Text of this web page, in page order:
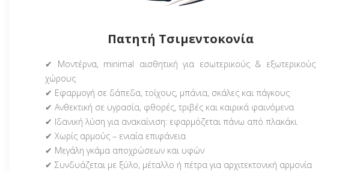
Πατητή Τσιμεντοκονία
✔ Μοντέρνα, minimal αισθητική για εσωτερικούς & εξωτερικούς
χώρους
✔ Εφαρμογή σε δάπεδα, τοίχους, μπάνια, σκάλες και πάγκους
✔ Ανθεκτική σε υγρασία, φθορές, τριβές και καιρικά φαινόμενα
✔ Ιδανική λύση για ανακαίνιση: εφαρμόζεται πάνω από πλακάκι
✔ Χωρίς αρμούς – ενιαία επιφάνεια
✔ Μεγάλη γκάμα αποχρώσεων και υφών
✔ Συνδυάζεται με ξύλο, μέταλλο ή πέτρα για αρχιτεκτονική αρμονία